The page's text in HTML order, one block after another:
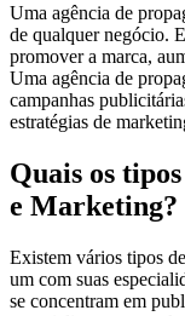
Uma agência de
de qualquer negócio.
promover a marca,
Uma agência de
campanhas
estratégias de
Quais os
e Marketing?
Existem vários tipos
um com suas
se concentram em